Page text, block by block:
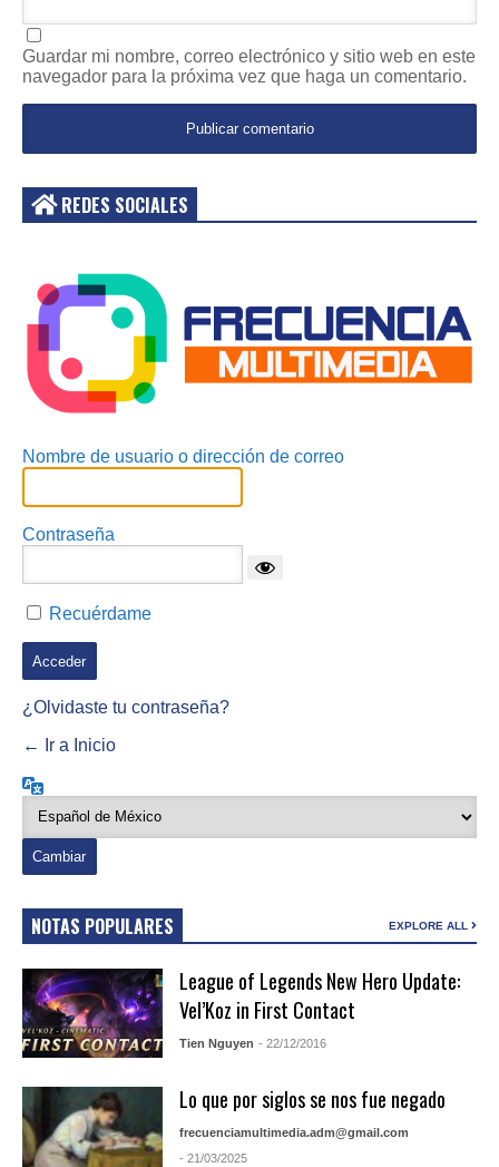
Guardar mi nombre, correo electrónico y sitio web en este
navegador para la próxima vez que haga un comentario.
REDES SOCIALES
Nombre de usuario o dirección de correo
Contraseña
Recuérdame
¿Olvidaste tu contraseña?
← Ir a Inicio
NOTAS POPULARES EXPLORE ALL
League of Legends New Hero Update:
Vel’Koz in First Contact
Tien Nguyen - 22/12/2016
Lo que por siglos se nos fue negado
frecuenciamultimedia.adm@gmail.com
- 21/03/2025